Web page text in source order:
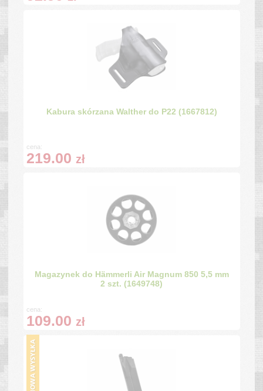
Kabura skórzana Walther do P22 (1667812)
cena:
219.00 zł
Magazynek do Hämmerli Air Magnum 850 5,5 mm
2 szt. (1649748)
cena:
109.00 zł